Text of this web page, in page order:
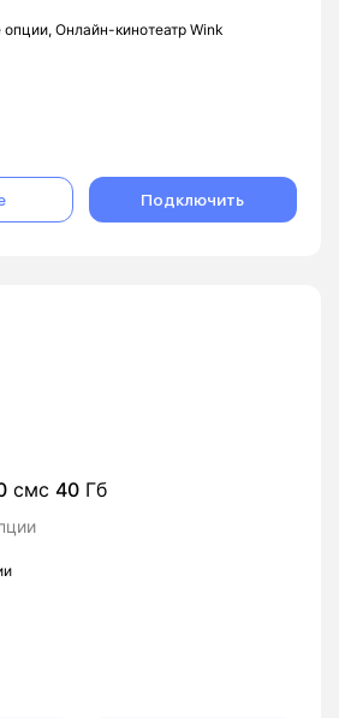
Онлайн-кинотеатр Wink
Подключить
смс 40 Гб